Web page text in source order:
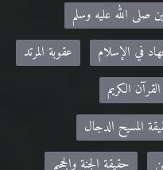
صلى الله عليه وسلم
في الإسلام
عقوبة المرتد
الكريم
المسيح الدجال
حقيقة الجنة والجحيم